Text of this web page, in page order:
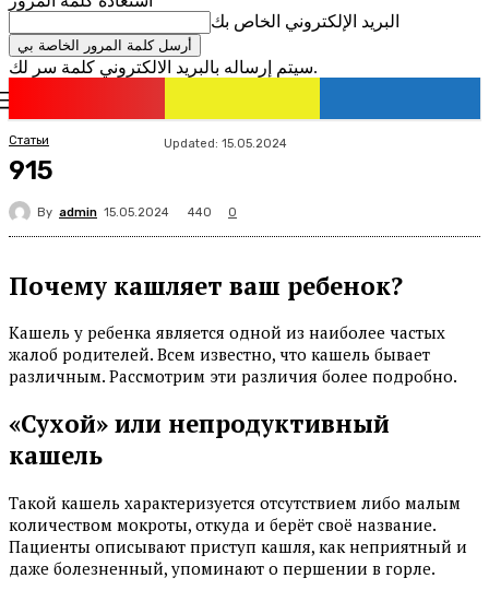
البريد الإلكتروني الخاص بك
سيتم إرساله بالبريد الالكتروني كلمة سر لك.
Статьи Updated: 15.05.2024
915
By admin 15.05.2024 440 0
Почему кашляет ваш ребенок?
Кашель у ребенка является одной из наиболее частых
жалоб родителей. Всем известно, что кашель бывает
различным. Рассмотрим эти различия более подробно.
«Сухой» или непродуктивный
кашель
Такой кашель характеризуется отсутствием либо малым
количеством мокроты, откуда и берёт своё название.
Пациенты описывают приступ кашля, как неприятный и
даже болезненный, упоминают о першении в горле.